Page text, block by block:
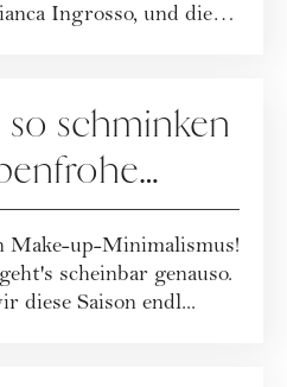
Ingrosso, und die
schminken
Make-up-Minimalismus!
scheinbar genauso.
diese Saison endl...